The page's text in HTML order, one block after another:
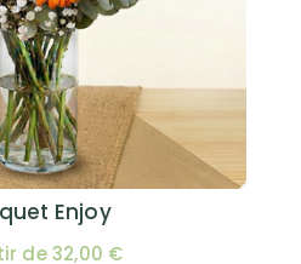
Enjoy
de 32,00 €